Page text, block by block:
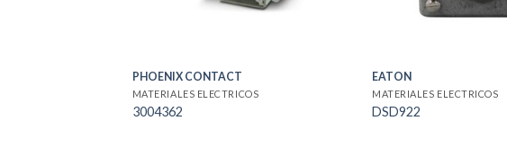
PHOENIX CONTACT
MATERIALES ELECTRICOS
3004362
EATON
MATERIALES ELECTRICOS
DSD922